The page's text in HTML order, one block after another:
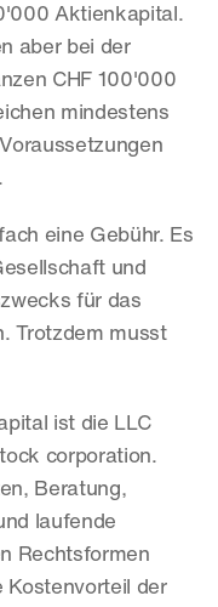
Aktienkapital.
aber bei der
CHF 100'000
mindestens
eine Gebühr. Es
und
für das
Trotzdem musst
ist die LLC
corporation.
Beratung,
laufende
Rechtsformen
Kostenvorteil der